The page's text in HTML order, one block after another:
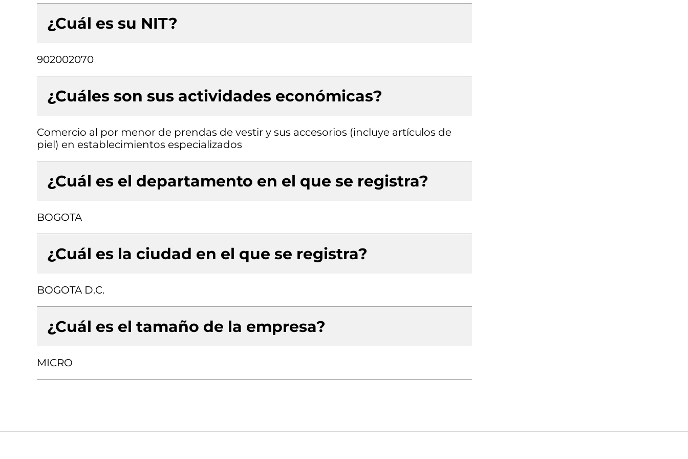
¿Cuál es su NIT?
902002070
¿Cuáles son sus actividades económicas?
Comercio al por menor de prendas de vestir y sus accesorios (incluye artículos de
piel) en establecimientos especializados
¿Cuál es el departamento en el que se registra?
BOGOTA
¿Cuál es la ciudad en el que se registra?
BOGOTA D.C.
¿Cuál es el tamaño de la empresa?
MICRO